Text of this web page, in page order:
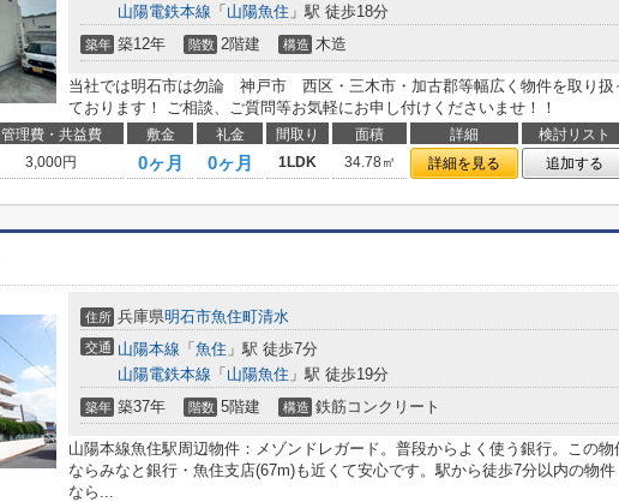
山陽電鉄本線 「 山陽魚住 」駅 徒歩18分
築年 築12年 階数 2階建 構造 木造
当社では明石市は勿論 神戸市 西区・三木市・加古郡等幅広く物件を取り扱
ております！ ご相談、ご質問等お気軽にお申し付けくださいませ！！
管理費・共益費 敷金 礼金 間取り 面積 詳細
検討リスト
3,000円 0ヶ月 0ヶ月 1LDK 34.78㎡ 詳細を見る 追加する
住所 兵庫県明石市魚住町清水
交通 山陽本線 「 魚住 」駅 徒歩7分
山陽電鉄本線 「 山陽魚住 」駅 徒歩19分
築年 築37年 階数 5階建 構造 鉄筋コンクリート
山陽本線魚住駅周辺物件：メゾンドレガード。普段からよく使う銀行。この物
ならみなと銀行・魚住支店(67m)も近くて安心です。駅から徒歩7分以内の物件
なら...